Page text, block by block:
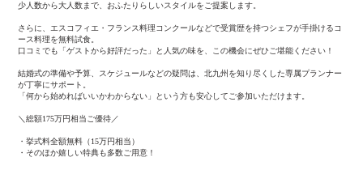
少人数から大人数まで、おふたりらしいスタイルをご提案します。
さらに、エスコフィエ・フランス料理コンクールなどで受賞歴を持つシェフが手掛けるコ
ース料理を無料試食。
口コミでも「ゲストから好評だった」と人気の味を、この機会にぜひご堪能ください！
結婚式の準備や予算、スケジュールなどの疑問は、北九州を知り尽くした専属プランナー
が丁寧にサポート。
「何から始めればいいかわからない」という方も安心してご参加いただけます。
＼総額175万円相当ご優待／
・挙式料全額無料（15万円相当）
・そのほか嬉しい特典も多数ご用意！